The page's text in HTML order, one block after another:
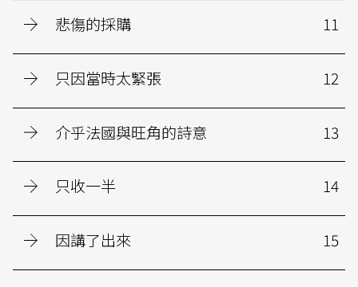
悲傷的採購 11
只因當時太緊張 12
介乎法國與旺角的詩意 13
只收一半 14
因講了出來 15